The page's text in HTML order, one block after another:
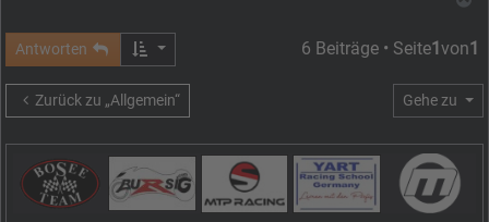
Antworten 6 Beiträge • Seite1 von1
Zurück zu „Allgemein“ Gehe zu